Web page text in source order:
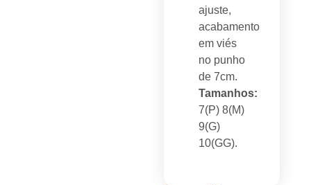
ajuste,
acabamento
em viés
no punho
de 7cm.
Tamanhos:
7(P) 8(M)
9(G)
10(GG).